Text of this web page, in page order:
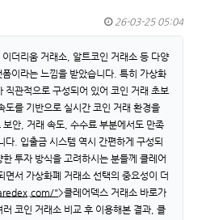
26-03-25 05:04
더리움 거래소, 알트코인 거래소 등 다양
이라는 느낌을 받았습니다. 특히 가상화
관적으로 구성되어 있어 코인 거래 초보
를 기반으로 실시간 코인 거래 환경을
안, 거래 속도, 수수료 부분에서도 만족
. 입출금 시스템 역시 간편하게 구성되
투자 방식을 고려하시는 분들께 클레어
서 가상화폐 거래소 선택의 중요성이 더
">클레어덱스 거래소 바로가
코인 거래소 비교 후 이용해본 결과, 클